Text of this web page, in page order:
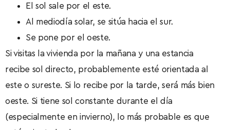
El sol sale por el este.
Al mediodía solar, se sitúa hacia el sur.
Se pone por el oeste.
Si visitas la vivienda por la mañana y una estancia
recibe sol directo, probablemente esté orientada al
este o sureste. Si lo recibe por la tarde, será más bien
oeste. Si tiene sol constante durante el día
(especialmente en invierno), lo más probable es que